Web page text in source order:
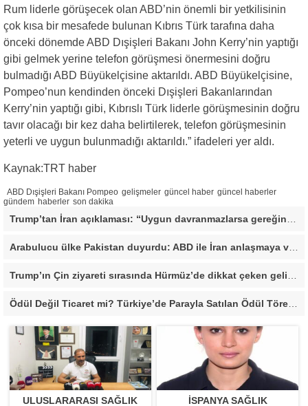
Rum liderle görüşecek olan ABD’nin önemli bir yetkilisinin
çok kısa bir mesafede bulunan Kıbrıs Türk tarafına daha
önceki dönemde ABD Dışişleri Bakanı John Kerry’nin yaptığı
gibi gelmek yerine telefon görüşmesi önermesini doğru
bulmadığı ABD Büyükelçisine aktarıldı. ABD Büyükelçisine,
Pompeo’nun kendinden önceki Dışişleri Bakanlarından
Kerry’nin yaptığı gibi, Kıbrıslı Türk liderle görüşmesinin doğru
tavır olacağı bir kez daha belirtilerek, telefon görüşmesinin
yeterli ve uygun bulunmadığı aktarıldı.” ifadeleri yer aldı.
Kaynak:TRT haber
ABD Dışişleri Bakanı Pompeo gelişmeler güncel haber güncel haberler
gündem haberler son dakika
Arabulucu ülke Pakistan duyurdu: ABD ile İran anlaşmaya vardı
Ödül Değil Ticaret mi? Türkiye’de Parayla Satılan Ödül Törenleri Tartışma Yarattı”
ULUSLARARASI SAĞLIK İSPANYA SAĞLIK